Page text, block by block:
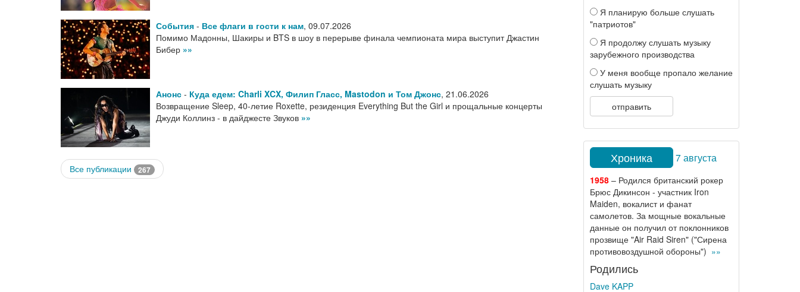
События - Все флаги в гости к нам, 09.07.2026
Помимо Мадонны, Шакиры и BTS в шоу в перерыве финала чемпионата мира выступит Джастин
Бибер »»
Анонс - Куда едем: Charli XCX, Филип Гласс, Mastodon и Том Джонс, 21.06.2026
Возвращение Sleep, 40-летие Roxette, резиденция Everything But the Girl и прощальные концерты
Джуди Коллинз - в дайджесте Звуков »»
Все публикации 267
Я планирую больше слушать
"патриотов"
Я продолжу слушать музыку
зарубежного производства
У меня вообще пропало желание
слушать музыку
отправить
Хроника 7 августа
1958– Родился британский рокер
Брюс Дикинсон - участник Iron
Maiden, вокалист и фанат
самолетов. За мощные вокальные
данные он получил от поклонников
прозвище "Air Raid Siren" ("Сирена
противовоздушной обороны") »»
Родились
Dave KAPP